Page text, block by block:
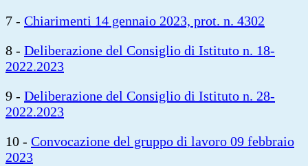
7 - Chiarimenti 14 gennaio 2023, prot. n. 4302
8 - Deliberazione del Consiglio di Istituto n. 18-
2022.2023
9 - Deliberazione del Consiglio di Istituto n. 28-
2022.2023
10 - Convocazione del gruppo di lavoro 09 febbraio
2023